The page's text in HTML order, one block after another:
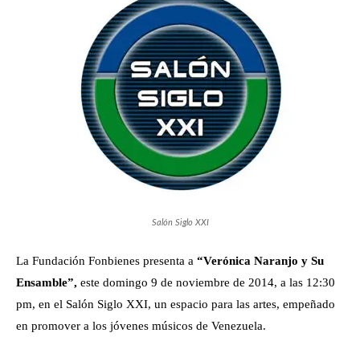
Salón Siglo XXI
La Fundación Fonbienes presenta a “Verónica Naranjo y Su
Ensamble”, este domingo 9 de noviembre de 2014, a las 12:30
pm, en el Salón Siglo XXI, un espacio para las artes, empeñado
en promover a los jóvenes músicos de Venezuela.